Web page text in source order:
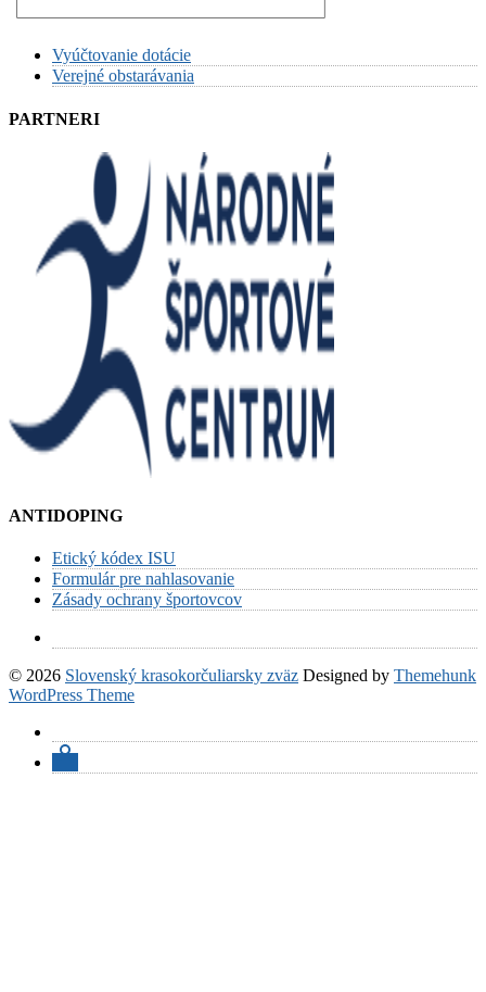
Vyúčtovanie dotácie
Verejné obstarávania
PARTNERI
ANTIDOPING
Etický kódex ISU
Formulár pre nahlasovanie
Zásady ochrany športovcov
© 2026 Slovenský krasokorčuliarsky zväz Designed by Themehunk
WordPress Theme